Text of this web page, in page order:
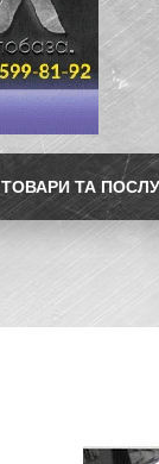
ТОВАРИ ТА